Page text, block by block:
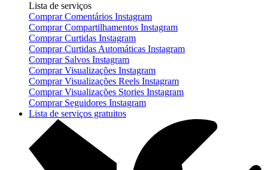
Lista de serviços
Comprar Comentários Instagram
Comprar Compartilhamentos Instagram
Comprar Curtidas Instagram
Comprar Curtidas Automáticas Instagram
Comprar Salvos Instagram
Comprar Visualizações Instagram
Comprar Visualizações Reels Instagram
Comprar Visualizações Stories Instagram
Comprar Seguidores Instagram
Lista de serviços gratuitos